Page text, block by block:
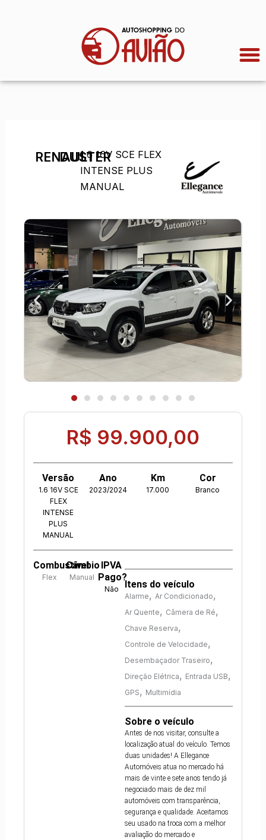
RENAULT
DUSTER
1.6 16V SCE FLEX
INTENSE PLUS
MANUAL
R$ 99.900,00
Versão
1.6 16V SCE
FLEX
INTENSE
PLUS
MANUAL
Ano
2023/2024
Km
17.000
Cor
Branco
Combustível
Flex
Câmbio
Manual
IPVA
Pago?
Não Itens do veículo
Alarme, Ar Condicionado,
Ar Quente, Câmera de Ré,
Chave Reserva,
Controle de Velocidade,
Desembaçador Traseiro,
Direção Elétrica, Entrada USB,
GPS, Multimídia
Sobre o veículo
Antes de nos visitar, consulte a
localização atual do veículo. Temos
duas unidades! A Ellegance
Automóveis atua no mercado há
mais de vinte e sete anos tendo já
negociado mais de dez mil
automóveis com transparência,
segurança e qualidade. Aceitamos
seu usado na troca com a melhor
avaliação do mercado e